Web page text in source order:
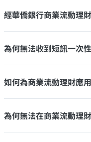
經華僑銀行商業流動理
為何無法收到短訊一次
如何為商業流動理財應
為何無法在商業流動理